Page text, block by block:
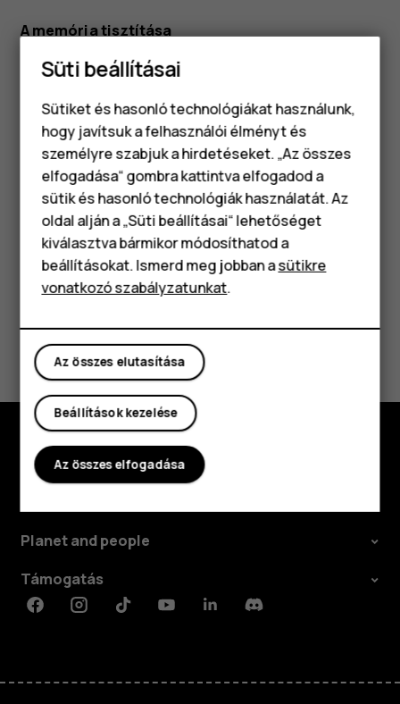
Okostelefonok
Klasszikus telefonok
Tartozékok
Táblagépek
A memória tisztítása
Ha meg szeretné tisztítani a telefon memóriáját a
Beállítások> Memória>Összes törléselehetőségre. Ha
vannak olyan alkalmazások, amelyeket mindig futtatni
szeretne a háttérben, zárja ki őket a tisztításból:
koppintson aBeállítások>Memória>Kizárt alkalmazások
lehetőségre, és kapcsolja be azokat az alkalmazásokat,
amelyeket nyitva szeretne tartani.
Hasznosnak találtad?
Igen Nem
Fedezd fel
Planet and people
Támogatás
FacebookInstagramTiktokYoutubeLinkedinDiscord
Süti beállításai
Sütiket és hasonló technológiákat használunk,
hogy javítsuk a felhasználói élményt és
személyre szabjuk a hirdetéseket. „Az összes
elfogadása“ gombra kattintva elfogadod a
sütik és hasonló technológiák használatát. Az
oldal alján a „Süti beállításai“ lehetőséget
kiválasztva bármikor módosíthatod a
beállításokat. Ismerd meg jobban asütikre
vonatkozó szabályzatunkat.
Az összes elutasítása
Beállítások kezelése
Az összes elfogadása